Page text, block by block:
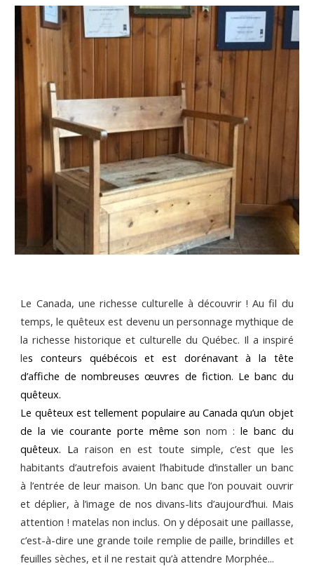
Le Canada, une richesse culturelle à découvrir ! Au fil du
temps, le quêteux est devenu un personnage mythique de
la richesse historique et culturelle du Québec. Il a inspiré
lesconteurs québécois et est dorénavant à la tête
d’affiche de nombreuses œuvres de fiction. Le banc du
quêteux.
Le quêteux est tellement populaire au Canada qu’un objet
de la vie courante porte même son nom : le banc du
quêteux. La raison en est toute simple, c’est que les
habitants d’autrefois avaient l’habitude d’installer un banc
à l’entrée de leur maison. Un banc que l’on pouvait ouvrir
et déplier, à l’image de nos divans-lits d’aujourd’hui. Mais
attention ! matelas non inclus. On y déposait une paillasse,
c’est-à-dire une grande toile remplie de paille, brindilles et
feuilles sèches, et il ne restait qu’à attendre Morphée...